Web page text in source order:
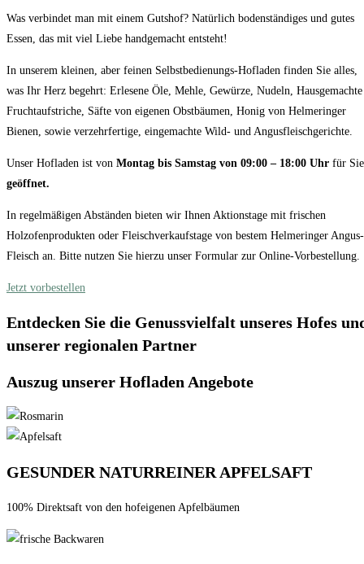
Was verbindet man mit einem Gutshof? Natürlich bodenständiges und gutes
Essen, das mit viel Liebe handgemacht entsteht!
In unserem kleinen, aber feinen Selbstbedienungs-Hofladen finden Sie alles,
was Ihr Herz begehrt: Erlesene Öle, Mehle, Gewürze, Nudeln, Hausgemachte
Fruchtaufstriche, Säfte von eigenen Obstbäumen, Honig von Helmeringer
Bienen, sowie verzehrfertige, eingemachte Wild- und Angusfleischgerichte.
Unser Hofladen ist von Montag bis Samstag von 09:00 – 18:00 Uhr für Sie
geöffnet.
In regelmäßigen Abständen bieten wir Ihnen Aktionstage mit frischen
Holzofenprodukten oder Fleischverkaufstage von bestem Helmeringer Angus-
Fleisch an. Bitte nutzen Sie hierzu unser Formular zur Online-Vorbestellung.
Jetzt vorbestellen
Entdecken Sie die Genussvielfalt unseres Hofes
unserer regionalen Partner
Auszug unserer Hofladen Angebote
GESUNDER NATURREINER APFELSAFT
100% Direktsaft von den hofeigenen Apfelbäumen